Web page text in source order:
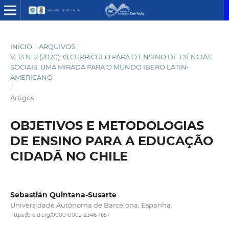
INÍCIO / ARQUIVOS /
V. 13 N. 2 (2020): O CURRÍCULO PARA O ENSINO DE CIÊNCIAS
SOCIAIS: UMA MIRADA PARA O MUNDO IBERO LATIN-
AMERICANO
/
Artigos
OBJETIVOS E METODOLOGIAS
DE ENSINO PARA A EDUCAÇÃO
CIDADÃ NO CHILE
Sebastián Quintana-Susarte
Universidade Autônoma de Barcelona, Espanha.
https://orcid.org/0000-0002-2346-1657